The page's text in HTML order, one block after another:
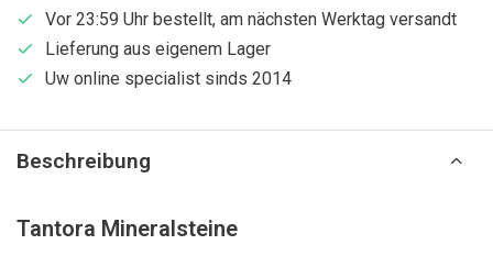
Vor 23:59 Uhr bestellt, am nächsten Werktag versandt
Lieferung aus eigenem Lager
Uw online specialist sinds 2014
Beschreibung
Tantora Mineralsteine